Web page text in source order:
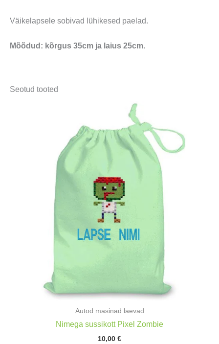
Väikelapsele sobivad lühikesed paelad.
Mõõdud: kõrgus 35cm ja laius 25cm.
Seotud tooted
Autod masinad laevad
Nimega sussikott Pixel Zombie
10,00 €